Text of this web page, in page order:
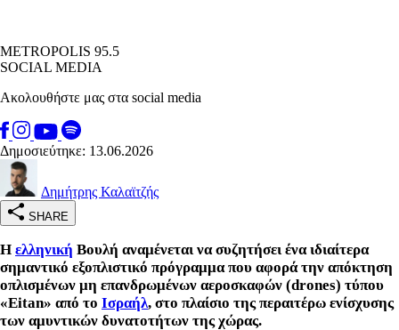
METROPOLIS 95.5
SOCIAL MEDIA
Ακολουθήστε μας στα social media
Δημοσιεύτηκε: 13.06.2026
Δημήτρης Καλαϊτζής
SHARE
Η ελληνική Βουλή αναμένεται να συζητήσει ένα ιδιαίτερα
σημαντικό εξοπλιστικό πρόγραμμα που αφορά την απόκτηση
οπλισμένων μη επανδρωμένων αεροσκαφών (drones) τύπου
«Eitan» από το Ισραήλ, στο πλαίσιο της περαιτέρω ενίσχυσης
των αμυντικών δυνατοτήτων της χώρας.